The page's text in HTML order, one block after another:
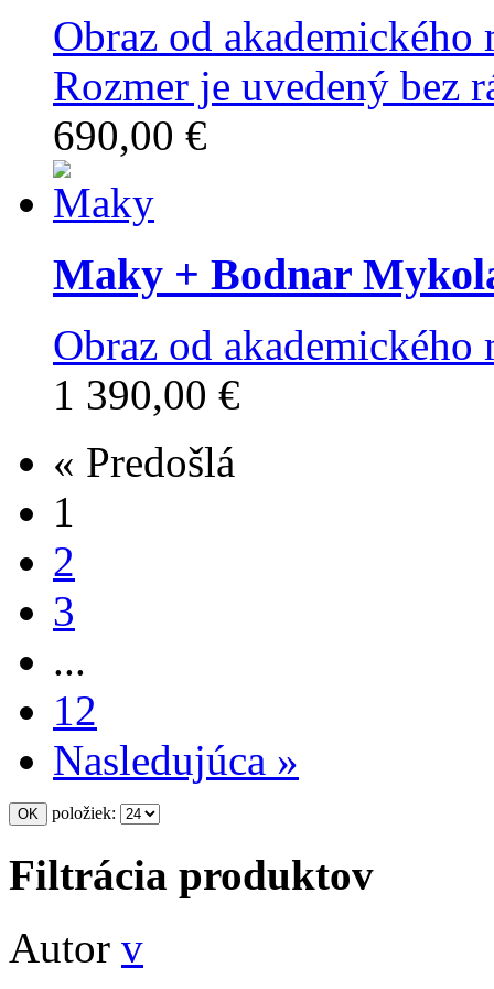
Obraz od
Rozmer je uvedený bez
690,00 €
Maky + Bodnar
Obraz od
1 390,00 €
« Predošlá
1
2
3
...
12
Nasledujúca »
položiek:
Filtrácia produktov
Autor v